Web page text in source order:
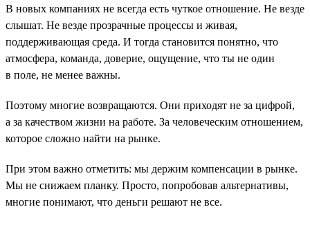
В новых компаниях не всегда есть чуткое отношение. Не везде
слышат. Не везде прозрачные процессы и живая,
поддерживающая среда. И тогда становится понятно, что
атмосфера, команда, доверие, ощущение, что ты не один
в поле, не менее важны.
Поэтому многие возвращаются. Они приходят не за цифрой,
а за качеством жизни на работе. За человеческим отношением,
которое сложно найти на рынке.
При этом важно отметить: мы держим компенсации в рынке.
Мы не снижаем планку. Просто, попробовав альтернативы,
многие понимают, что деньги решают не все.